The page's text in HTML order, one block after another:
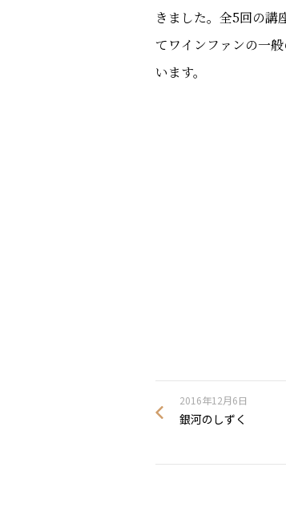
きました。全5回の講
てワインファンの一
います。
2016年12月6日
銀河のしずく